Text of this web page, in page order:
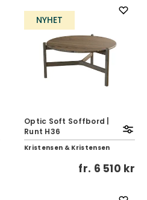
NYHET
Optic Soft Soffbord |
Runt H36
Kristensen & Kristensen
fr. 6 510 kr